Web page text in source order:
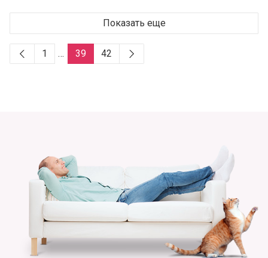
Показать еще
1 … 39 42